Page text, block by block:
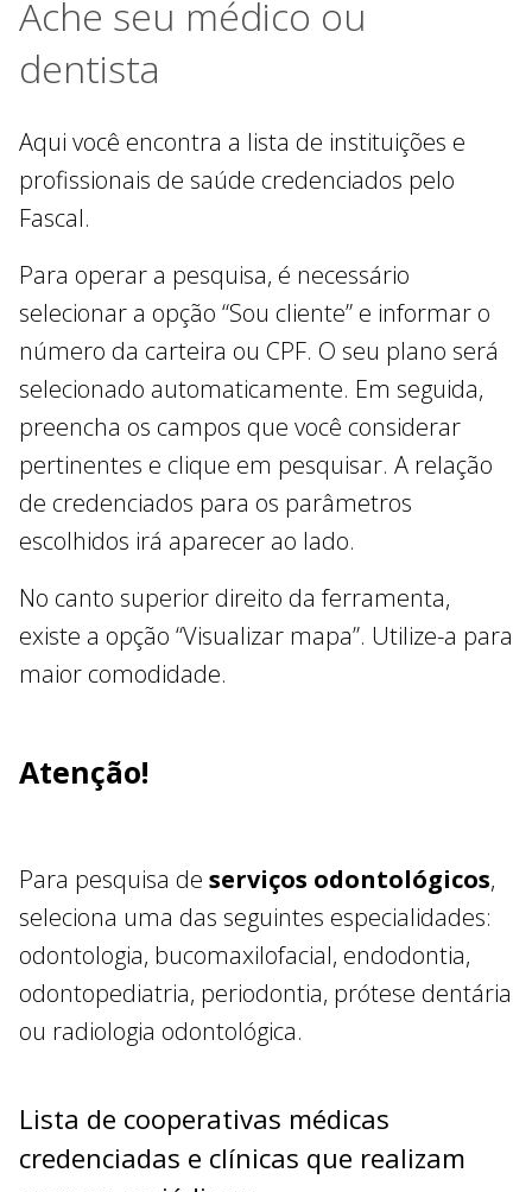
Ache seu médico ou
dentista
Aqui você encontra a lista de instituições e
profissionais de saúde credenciados pelo
Fascal.
Para operar a pesquisa, é necessário
selecionar a opção “Sou cliente” e informar o
número da carteira ou CPF. O seu plano será
selecionado automaticamente. Em seguida,
preencha os campos que você considerar
pertinentes e clique em pesquisar. A relação
de credenciados para os parâmetros
escolhidos irá aparecer ao lado.
No canto superior direito da ferramenta,
existe a opção “Visualizar mapa”. Utilize-a para
maior comodidade.
Atenção!
Para pesquisa de serviços odontológicos,
seleciona uma das seguintes especialidades:
odontologia, bucomaxilofacial, endodontia,
odontopediatria, periodontia, prótese dentária
ou radiologia odontológica.
Lista de cooperativas médicas
credenciadas e clínicas que realizam